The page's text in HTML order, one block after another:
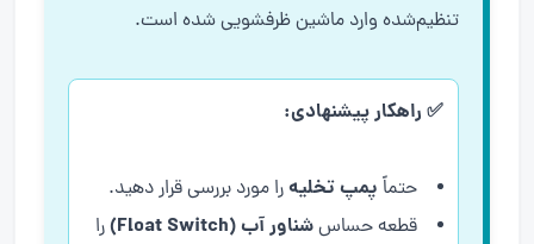
تنظیم‌شده وارد ماشین ظرفشویی شده است.
✅ راهکار پیشنهادی:
حتماً پمپ تخلیهرا مورد بررسی قرار دهید.
قطعه حساسشناور آب (Float Switch)
را